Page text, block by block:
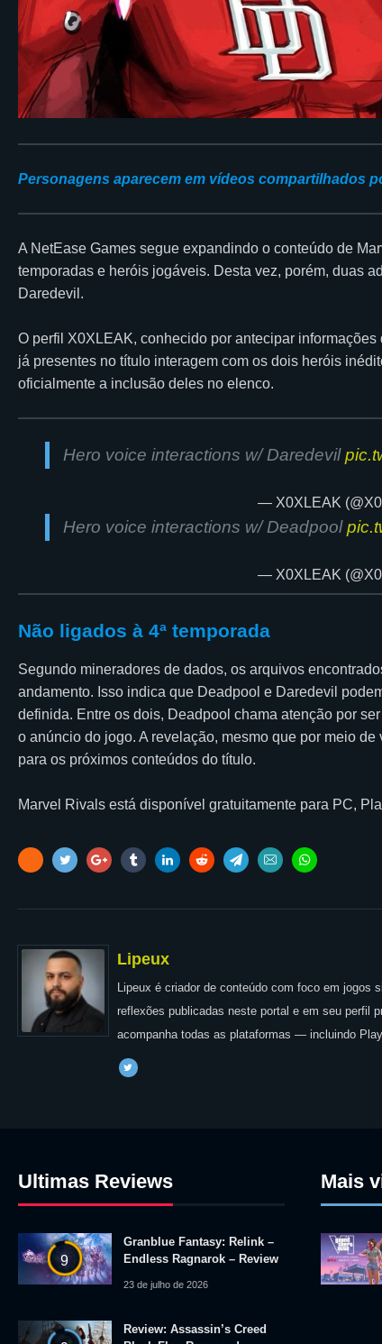
Personagens aparecem em vídeos compartilhados
A NetEase Games segue expandindo o conteúdo de
temporadas e heróis jogáveis. Desta vez, porém, duas
Daredevil.
O perfil X0XLEAK, conhecido por antecipar
já presentes no título interagem com os dois heróis
oficialmente a inclusão deles no elenco.
Hero voice interactions w/ Daredevil
— X0XLEAK
Hero voice interactions w/ Deadpool
— X0XLEAK
Não ligados à 4ª temporada
Segundo mineradores de dados, os arquivos
andamento. Isso indica que Deadpool e Daredevil
definida. Entre os dois, Deadpool chama atenção por
o anúncio do jogo. A revelação, mesmo que por meio
para os próximos conteúdos do título.
Marvel Rivals está disponível gratuitamente para PC,
Lipeux
Lipeux é criador de conteúdo com foco em jogos
reflexões publicadas neste portal e em seu perfil
acompanha todas as plataformas — incluindo
Ultimas Reviews
9
Granblue Fantasy: Relink –
Endless Ragnarok – Review
23 de julho de 2026
Review: Assassin’s Creed
Mais